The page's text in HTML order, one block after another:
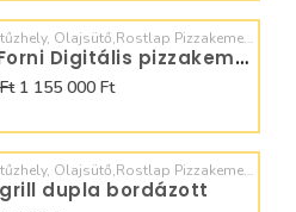
Kombisütő, tűzhely, Olajsütő,Rostlap Pizzakemence, Dagasztó,
Moretti Forni Digitális pizzakemence 6x32
1 155 000 Ft
Kombisütő, tűzhely, Olajsütő,Rostlap Pizzakemence, Dagasztó,
dupla bordázott